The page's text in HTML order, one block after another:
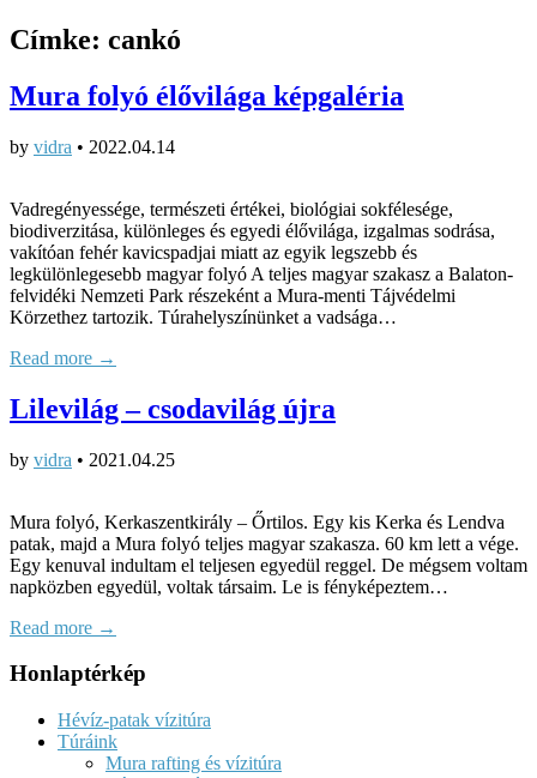
Címke: cankó
Mura folyó élővilága képgaléria
by vidra • 2022.04.14
Vadregényessége, természeti értékei, biológiai sokfélesége,
biodiverzitása, különleges és egyedi élővilága, izgalmas sodrása,
vakítóan fehér kavicspadjai miatt az egyik legszebb és
legkülönlegesebb magyar folyó A teljes magyar szakasz a Balaton-
felvidéki Nemzeti Park részeként a Mura-menti Tájvédelmi
Körzethez tartozik. Túrahelyszínünket a vadsága…
Read more →
Lilevilág – csodavilág újra
by vidra • 2021.04.25
Mura folyó, Kerkaszentkirály – Őrtilos. Egy kis Kerka és Lendva
patak, majd a Mura folyó teljes magyar szakasza. 60 km lett a vége.
Egy kenuval indultam el teljesen egyedül reggel. De mégsem voltam
napközben egyedül, voltak társaim. Le is fényképeztem…
Read more →
Honlaptérkép
Hévíz-patak vízitúra
Túráink
Mura rafting és vízitúra